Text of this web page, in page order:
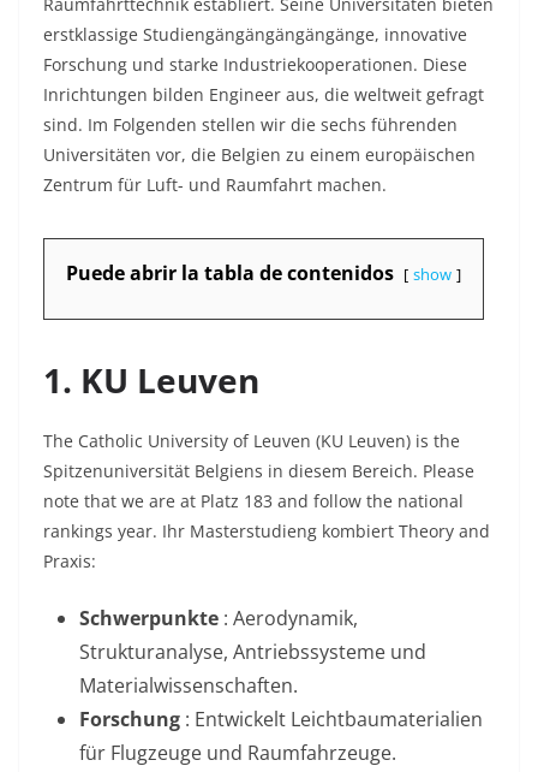
Raumfahrttechnik establiert. Seine Universitäten bieten
erstklassige Studiengängängängängänge, innovative
Forschung und starke Industriekooperationen. Diese
Inrichtungen bilden Engineer aus, die weltweit gefragt
sind. Im Folgenden stellen wir die sechs führenden
Universitäten vor, die Belgien zu einem europäischen
Zentrum für Luft- und Raumfahrt machen.
Puede abrir la tabla de contenidos show
1. KU Leuven
The Catholic University of Leuven (KU Leuven) is the
Spitzenuniversität Belgiens in diesem Bereich. Please
note that we are at Platz 183 and follow the national
rankings year. Ihr Masterstudieng kombiert Theory and
Praxis:
Schwerpunkte : Aerodynamik,
Strukturanalyse, Antriebssysteme und
Materialwissenschaften.
Forschung : Entwickelt Leichtbaumaterialien
für Flugzeuge und Raumfahrzeuge.